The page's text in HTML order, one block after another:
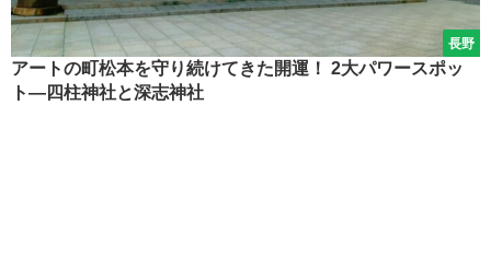
長野
アートの町松本を守り続けてきた開運！ 2大パワースポッ
ト―四柱神社と深志神社